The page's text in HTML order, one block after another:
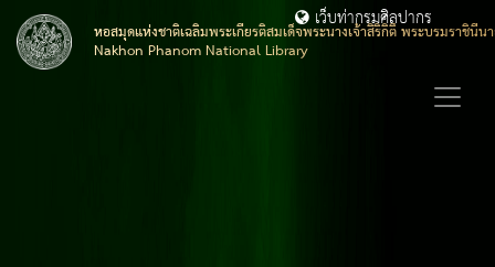
หอสมุดแห่งชาติเฉลิมพระเกียรติสมเด็จพระนางเจ้าสิริกิติ์ พระบรมราชินี
Nakhon Phanom National Library
เว็บท่ากรมศิลปากร